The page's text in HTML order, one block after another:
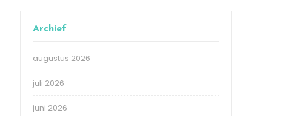
Archief
augustus 2026
juli 2026
juni 2026